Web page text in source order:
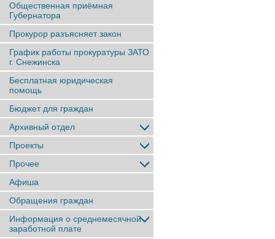
Общественная приёмная
Губернатора
Прокурор разъясняет закон
График работы прокуратуры ЗАТО
г. Снежинска
Бесплатная юридическая
помощь
Бюджет для граждан
Архивный отдел
Проекты
Прочее
Афиша
Обращения граждан
Информация о среднемесячной
заработной плате